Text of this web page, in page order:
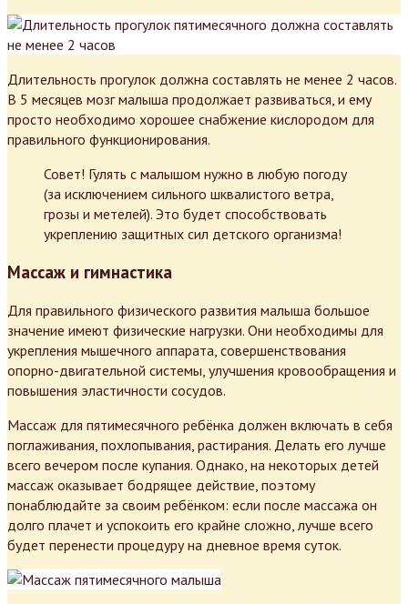
Длительность прогулок должна составлять не менее 2 часов.
В 5 месяцев мозг малыша продолжает развиваться, и ему
просто необходимо хорошее снабжение кислородом для
правильного функционирования.
Совет! Гулять с малышом нужно в любую погоду
(за исключением сильного шквалистого ветра,
грозы и метелей). Это будет способствовать
укреплению защитных сил детского организма!
Массаж и гимнастика
Для правильного физического развития малыша большое
значение имеют физические нагрузки. Они необходимы для
укрепления мышечного аппарата, совершенствования
опорно-двигательной системы, улучшения кровообращения и
повышения эластичности сосудов.
Массаж для пятимесячного ребёнка должен включать в себя
поглаживания, похлопывания, растирания. Делать его лучше
всего вечером после купания. Однако, на некоторых детей
массаж оказывает бодрящее действие, поэтому
понаблюдайте за своим ребёнком: если после массажа он
долго плачет и успокоить его крайне сложно, лучше всего
будет перенести процедуру на дневное время суток.